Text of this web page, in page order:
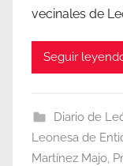
vecinales de
Seguir
Diario de
Leonesa de
Martínez Majo,